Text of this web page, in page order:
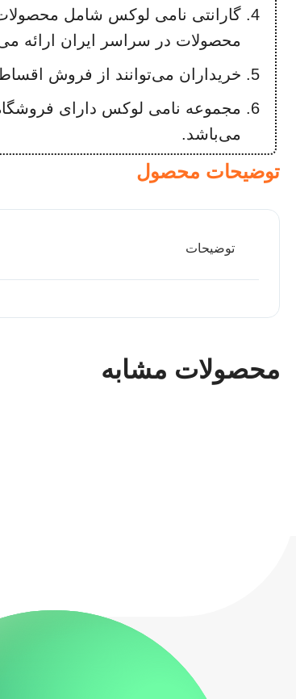
گارانتی نامی لوکس شامل
محصولات در سراسر ایران ارائه
خریداران می‌توانند از فروش
مجموعه نامی لوکس دارای
می‌باشد.
توضیحات محصول
توضیحات
محصولات مشابه